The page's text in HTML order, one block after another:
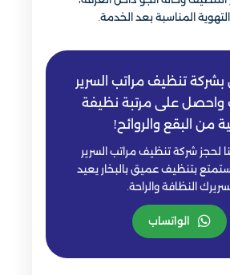
المناسبة بعد الخدمة.
بشركة تنظيف مراتب السرير
واحصل على مرتبة نظيفة
من البقع والروائح!
لحجز شركة تنظيف مراتب السرير
بتنظيف عميق بالبخار يعيد
النظافة والراحة.
الواتساب